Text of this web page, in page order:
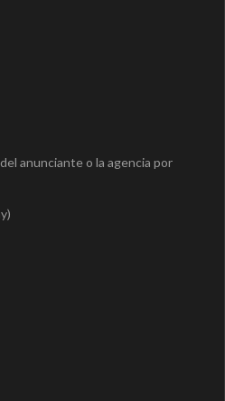
anunciante o la agencia por